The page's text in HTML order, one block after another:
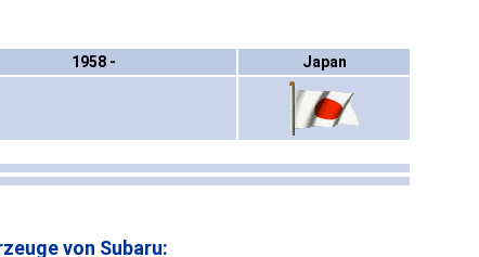
1958 - Japan
von Subaru: